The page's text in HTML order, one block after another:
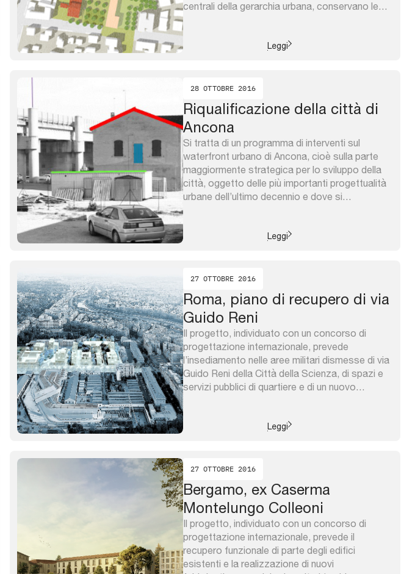
centrali della gerarchia urbana, conservano le
riconnettere tre ambiti periferici della città,
Leggi
28 OTTOBRE 2016
Riqualificazione della città di
Ancona
Si tratta di un programma di interventi sul
waterfront urbano di Ancona, cioè sulla parte
maggiormente strategica per lo sviluppo della
città, oggetto delle più importanti progettualità
urbane dell’ultimo decennio e dove si
caratterizzato dalle problematiche di sicurezza
Leggi
27 OTTOBRE 2016
Roma, piano di recupero di via
Guido Reni
Il progetto, individuato con un concorso di
progettazione internazionale, prevede
l’insediamento nelle aree militari dismesse di via
Guido Reni della Città della Scienza, di spazi e
servizi pubblici di quartiere e di un nuovo
albergo. Il progetto crea una nuova permeabilità
Leggi
27 OTTOBRE 2016
Bergamo, ex Caserma
Montelungo Colleoni
Il progetto, individuato con un concorso di
progettazione internazionale, prevede il
recupero funzionale di parte degli edifici
esistenti e la realizzazione di nuovi